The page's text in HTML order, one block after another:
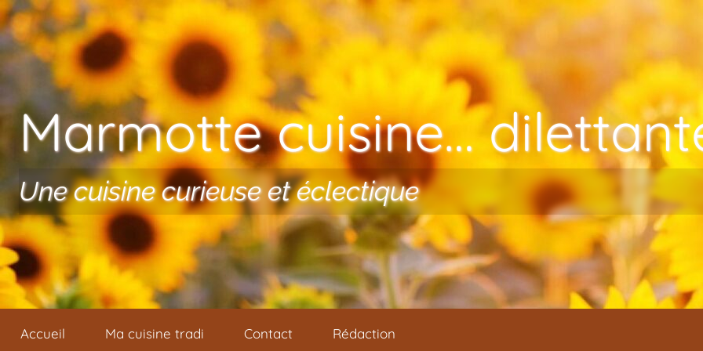
Aller au contenu
Marmotte cuisine…
Une cuisine curieuse et éclectique
Accueil Ma cuisine tradi Contact Rédaction